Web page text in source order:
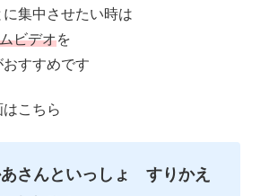
集中させたい時は
ビデオを
すすめです
こちら
あさんといっしょ すりかえ